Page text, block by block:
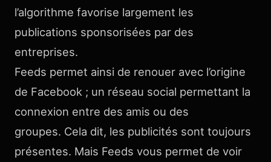
l’algorithme favorise largement les
publications sponsorisées par des
entreprises.
Feeds permet ainsi de renouer avec l’origine
de Facebook ; un réseau social permettant la
connexion entre des amis ou des
groupes. Cela dit, les publicités sont toujours
présentes. Mais Feeds vous permet de voir